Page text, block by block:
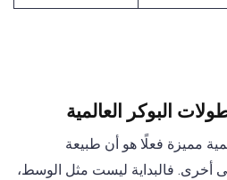
البوكر العالمية
مميزة فعلًا هو أن طبيعة
أخرى. فالبداية ليست مثل الوسط،